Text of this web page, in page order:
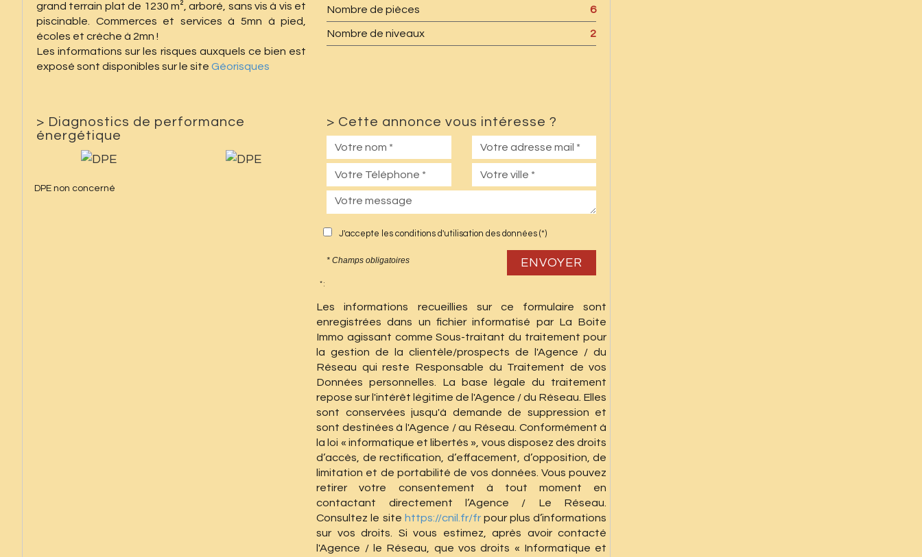
grand terrain plat de 1230 m², arboré, sans vis à vis et
piscinable. Commerces et services à 5mn à pied,
écoles et crèche à 2mn !
Les informations sur les risques auxquels ce bien est
exposé sont disponibles sur le site Géorisques
Nombre de pièces 6
Nombre de niveaux 2
> Diagnostics de performance
énergétique
DPE non concerné
> Cette annonce vous intéresse ?
J'accepte les conditions d'utilisation des données (*)
* Champs obligatoires ENVOYER
* :
Les informations recueillies sur ce formulaire sont
enregistrées dans un fichier informatisé par La Boite
Immo agissant comme Sous-traitant du traitement pour
la gestion de la clientèle/prospects de l'Agence / du
Réseau qui reste Responsable du Traitement de vos
Données personnelles. La base légale du traitement
repose sur l'intérêt légitime de l'Agence / du Réseau. Elles
sont conservées jusqu'à demande de suppression et
sont destinées à l'Agence / au Réseau. Conformément à
la loi « informatique et libertés », vous disposez des droits
d’accès, de rectification, d’effacement, d’opposition, de
limitation et de portabilité de vos données. Vous pouvez
retirer votre consentement à tout moment en
contactant directement l’Agence / Le Réseau.
Consultez le site https://cnil.fr/frpour plus d’informations
sur vos droits. Si vous estimez, après avoir contacté
l'Agence / le Réseau, que vos droits « Informatique et